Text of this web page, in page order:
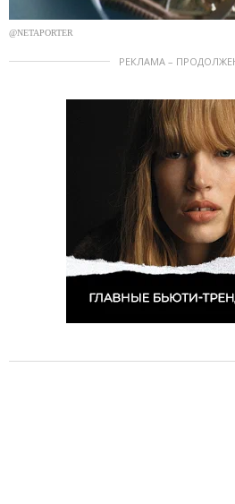
@NETAPORTER
РЕКЛАМА –